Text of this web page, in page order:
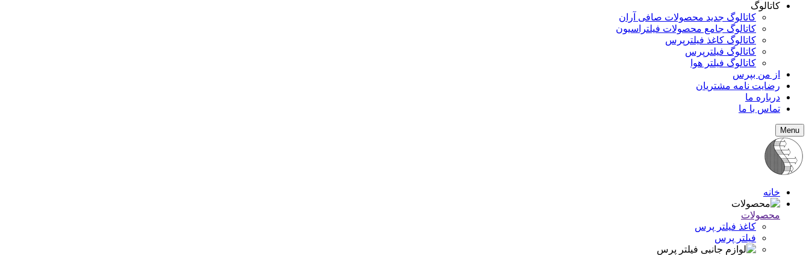
کاتالوگ
کاتالوگ جدید محصولات صافی آران
کاتالوگ جامع محصولات فیلتراسیون
کاتالوگ کاغذ فیلترپرس
کاتالوگ فیلترپرس
کاتالوگ فیلتر هوا
از من بپرس
رضایت نامه مشتریان
درباره ما
تماس با ما
Menu
خانه
محصولات
کاغذ فیلتر پرس
فیلتر پرس